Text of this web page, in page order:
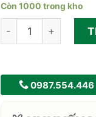
Còn 1000 trong kho
Rèm cuốn phòng
0987.554.446